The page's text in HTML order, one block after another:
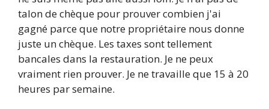
talon de chèque pour prouver combien j'ai
gagné parce que notre propriétaire nous donne
juste un chèque. Les taxes sont tellement
bancales dans la restauration. Je ne peux
vraiment rien prouver. Je ne travaille que 15 à 20
heures par semaine.